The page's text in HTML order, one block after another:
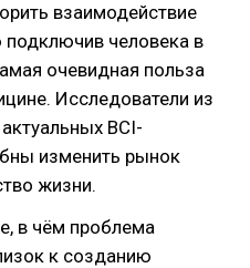
взаимодействие
человека в
очевидная польза
Исследователи из
BCI-
изменить рынок
жизни.
в чём проблема
к созданию